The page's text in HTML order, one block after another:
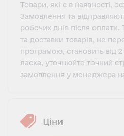
Товари, які є в наявності,
Замовлення та
робочих днів після оплати.
та доставки товарів, не
програмою, становить від
ласка, уточнюйте точний
замовлення у менеджера
Ціни